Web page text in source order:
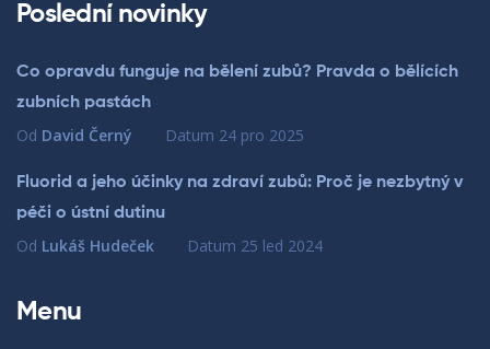
Poslední novinky
Co opravdu funguje na bělení zubů? Pravda o bělících
zubních pastách
Od David Černý Datum 24 pro 2025
Fluorid a jeho účinky na zdraví zubů: Proč je nezbytný v
péči o ústní dutinu
Od Lukáš Hudeček Datum 25 led 2024
Menu